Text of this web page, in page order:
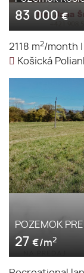
83 000€
2118 m2/month
Košická
POZEMOK
27 €/m2